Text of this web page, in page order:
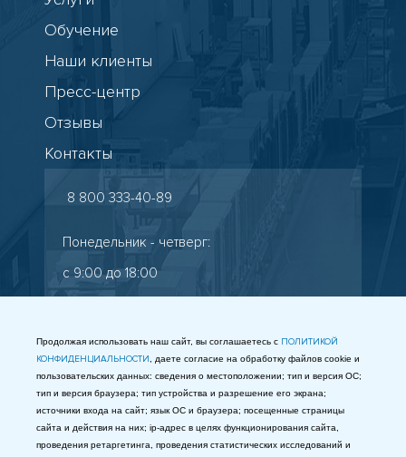
Продолжая использовать наш сайт, вы соглашаетесь с ПОЛИТИКОЙ
КОНФИДЕНЦИАЛЬНОСТИ , даете согласие на обработку файлов cookie и
пользовательских данных: сведения о местоположении; тип и версия ОС;
тип и версия браузера; тип устройства и разрешение его экрана;
источники входа на сайт; язык ОС и браузера; посещенные страницы
сайта и действия на них; ip-адрес в целях функционирования сайта,
проведения ретаргетинга, проведения статистических исследований и
Обучение
Наши клиенты
Пресс-центр
Отзывы
Контакты
8 800 333-40-89
Понедельник - четверг:
с 9:00 до 18:00
Старокалужское шоссе, 65
info@gostest.com
Таможенный союз
МЫ В СОЦСЕТЯХ